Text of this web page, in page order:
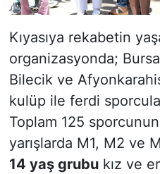
Kıyasıya rekabetin
organizasyonda;
Bilecik ve
kulüp ile ferdi
Toplam 125
yarışlarda M1, M2 ve
14 yaş grubukız ve